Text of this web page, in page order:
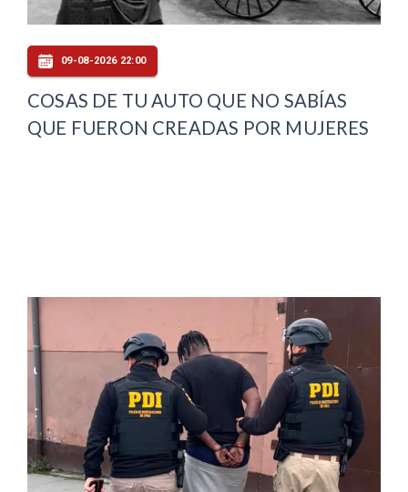
09-08-2026 22:00
COSAS DE TU AUTO QUE NO SABÍAS
QUE FUERON CREADAS POR MUJERES